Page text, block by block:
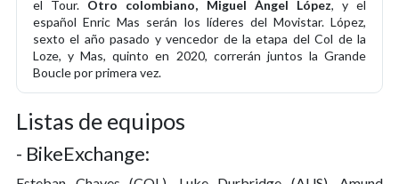
el Tour. Otro colombiano, Miguel Ángel López, y el
español Enric Mas serán los líderes del Movistar. López,
sexto el año pasado y vencedor de la etapa del Col de la
Loze, y Mas, quinto en 2020, correrán juntos la Grande
Boucle por primera vez.
Listas de equipos
- BikeExchange: